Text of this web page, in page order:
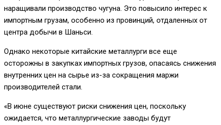
наращивали производство чугуна. Это повысило интерес к
импортным грузам, особенно из провинций, отдаленных от
центра добычи в Шаньси.
Однако некоторые китайские металлурги все еще
осторожны в закупках импортных грузов, опасаясь снижения
внутренних цен на сырье из-за сокращения маржи
производителей стали.
«В июне существуют риски снижения цен, поскольку
ожидается, что металлургические заводы будут